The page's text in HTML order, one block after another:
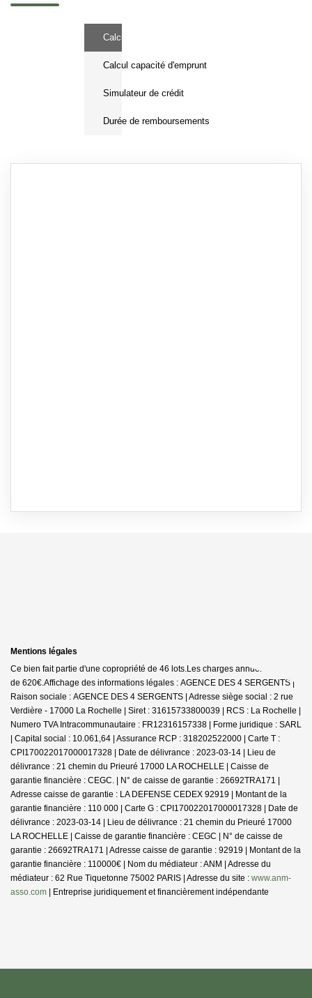
Calcul Frais de notaire
Calcul capacité d'emprunt
Simulateur de crédit
Durée de remboursements
Mentions légales
Ce bien fait partie d'une copropriété de 46 lots.Les charges annuelles sont
de 620€.Affichage des informations légales : AGENCE DES 4 SERGENTS |
Raison sociale : AGENCE DES 4 SERGENTS | Adresse siège social : 2 rue
Verdière - 17000 La Rochelle | Siret : 31615733800039 | RCS : La Rochelle |
Numero TVA Intracommunautaire : FR12316157338 | Forme juridique : SARL
| Capital social : 10.061,64 | Assurance RCP : 318202522000 | Carte T :
CPI170022017000017328 | Date de délivrance : 2023-03-14 | Lieu de
délivrance : 21 chemin du Prieuré 17000 LA ROCHELLE | Caisse de
garantie financière : CEGC. | N° de caisse de garantie : 26692TRA171 |
Adresse caisse de garantie : LA DEFENSE CEDEX 92919 | Montant de la
garantie financière : 110 000 | Carte G : CPI170022017000017328 | Date de
délivrance : 2023-03-14 | Lieu de délivrance : 21 chemin du Prieuré 17000
LA ROCHELLE | Caisse de garantie financière : CEGC | N° de caisse de
garantie : 26692TRA171 | Adresse caisse de garantie : 92919 | Montant de la
garantie financière : 110000€ | Nom du médiateur : ANM | Adresse du
médiateur : 62 Rue Tiquetonne 75002 PARIS | Adresse du site : www.anm-
asso.com | Entreprise juridiquement et financièrement indépendante